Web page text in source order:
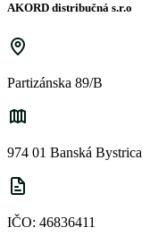
AKORD distribučná s.r.o
Partizánska 89/B
974 01 Banská Bystrica
IČO: 46836411